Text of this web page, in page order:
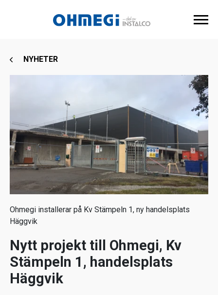
NYHETER
Ohmegi installerar på Kv Stämpeln 1, ny handelsplats
Häggvik
Nytt projekt till Ohmegi, Kv
Stämpeln 1, handelsplats
Häggvik